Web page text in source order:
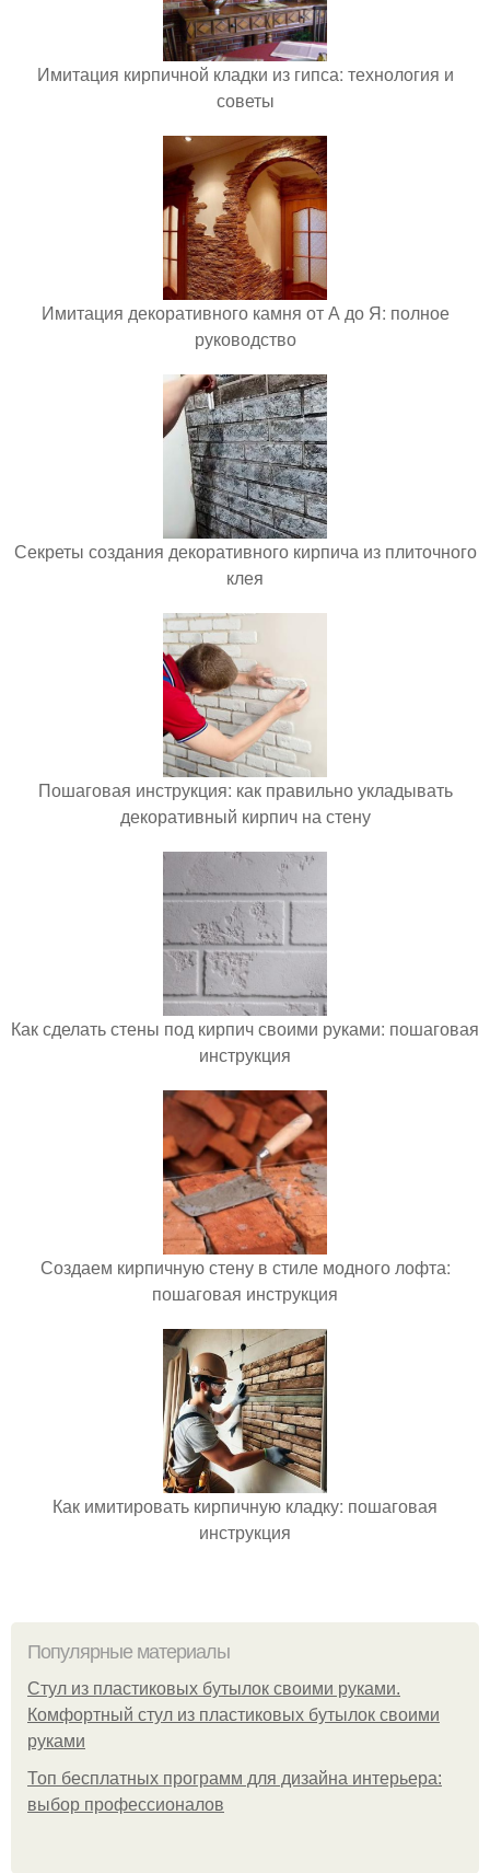
Имитация кирпичной кладки из гипса: технология и
советы
Имитация декоративного камня от А до Я: полное
руководство
Секреты создания декоративного кирпича из плиточного
клея
Пошаговая инструкция: как правильно укладывать
декоративный кирпич на стену
Как сделать стены под кирпич своими руками: пошаговая
инструкция
Создаем кирпичную стену в стиле модного лофта:
пошаговая инструкция
Как имитировать кирпичную кладку: пошаговая
инструкция
Популярные материалы
Стул из пластиковых бутылок своими руками.
Комфортный стул из пластиковых бутылок своими
руками
Топ бесплатных программ для дизайна интерьера:
выбор профессионалов